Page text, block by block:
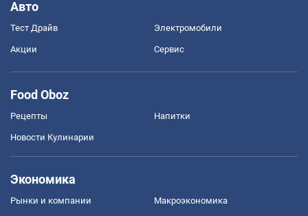
Авто
Тест Драйв Электромобили
Акции Сервис
Food Oboz
Рецепты Напитки
Новости Кулинарии
Экономика
Рынки и компании Mакроэкономика